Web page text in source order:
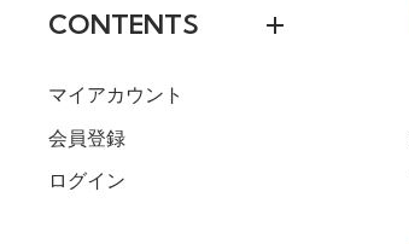
CONTENTS
マイアカウント
会員登録
ログイン